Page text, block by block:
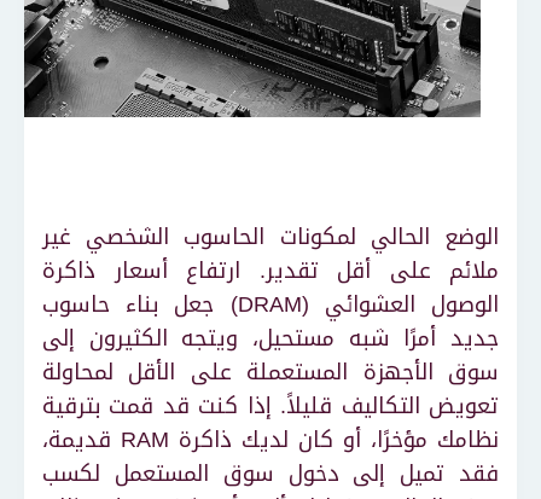
الوضع الحالي لمكونات الحاسوب الشخصي غير
ملائم على أقل تقدير. ارتفاع أسعار ذاكرة
الوصول العشوائي (DRAM) جعل بناء حاسوب
جديد أمرًا شبه مستحيل، ويتجه الكثيرون إلى
سوق الأجهزة المستعملة على الأقل لمحاولة
تعويض التكاليف قليلاً. إذا كنت قد قمت بترقية
نظامك مؤخرًا، أو كان لديك ذاكرة RAM قديمة،
فقد تميل إلى دخول سوق المستعمل لكسب